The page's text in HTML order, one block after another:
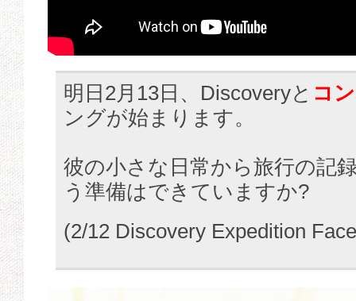
明日2月13日、Discoveryと コ
ングが始まります。
彼の小さな日常から旅行の記
う準備はできていますか?
(2/12 Discovery Expedition